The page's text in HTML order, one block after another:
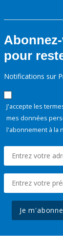
pour
Notifications sur
J'accepte les
mes données
l'abonnement à la
Je m'abonne